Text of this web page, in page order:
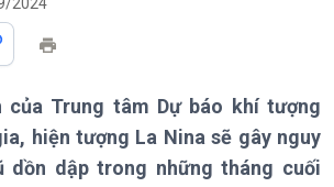
Thế giới
của Trung tâm Dự báo khí tượng
hiện tượng La Nina sẽ gây nguy
dồn dập trong những tháng cuối